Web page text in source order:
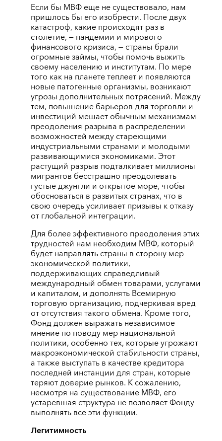
Если бы МВФ еще не существовало, нам
пришлось бы его изобрести. После двух
катастроф, какие происходят раз в
столетие, — пандемии и мирового
финансового кризиса, — страны брали
огромные займы, чтобы помочь выжить
своему населению и институтам. По мере
того как на планете теплеет и появляются
новые патогенные организмы, возникают
угрозы дополнительных потрясений. Между
тем, повышение барьеров для торговли и
инвестиций мешает обычным механизмам
преодоления разрыва в распределении
возможностей между стареющими
индустриальными странами и молодыми
развивающимися экономиками. Этот
растущий разрыв подталкивает миллионы
мигрантов бесстрашно преодолевать
густые джунгли и открытое море, чтобы
обосноваться в развитых странах, что в
свою очередь усиливает призывы к отказу
от глобальной интеграции.
Для более эффективного преодоления этих
трудностей нам необходим МВФ, который
будет направлять страны в сторону мер
экономической политики,
поддерживающих справедливый
международный обмен товарами, услугами
и капиталом, и дополнять Всемирную
торговую организацию, подчеркивая вред
от отсутствия такого обмена. Кроме того,
Фонд должен выражать независимое
мнение по поводу мер национальной
политики, особенно тех, которые угрожают
макроэкономической стабильности страны,
а также выступать в качестве кредитора
последней инстанции для стран, которые
теряют доверие рынков. К сожалению,
несмотря на существование МВФ, его
устаревшая структура не позволяет Фонду
выполнять все эти функции.
Легитимность